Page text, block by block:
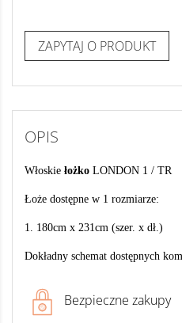
OPIS
Włoskie łożko LONDON 1 / TR
Łoże dostępne w 1 rozmiarze:
1. 180cm x 231cm (szer. x dł.)
Dokładny schemat dostępnych
Bezpieczne zakupy
ZAPYTAJ O PRODUKT